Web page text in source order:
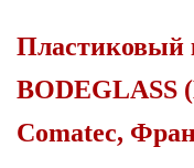
Пластиковый
BODEGLASS
Comatec,